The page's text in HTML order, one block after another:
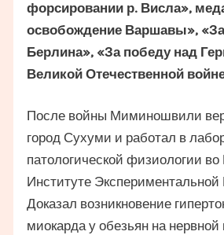
форсировании р. Висла»,
освобождение Варшавы», «За
Берлина», «За победу над
Великой Отечественной войне
После войны Миминошвили
город Сухуми и работал в
патологической физиологии
Институте
Доказал возникновение
миокарда у обезьян на